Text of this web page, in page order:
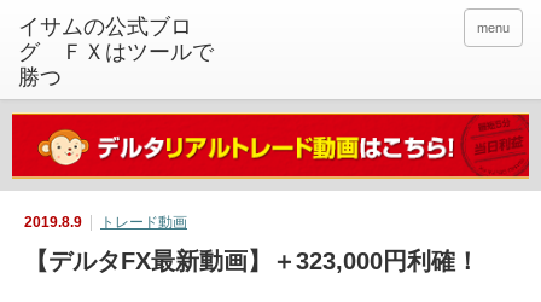
イサムの公式ブロ
グ ＦＸはツールで
勝つ
menu
2019.8.9 トレード動画
【デルタFX最新動画】＋323,000円利確！